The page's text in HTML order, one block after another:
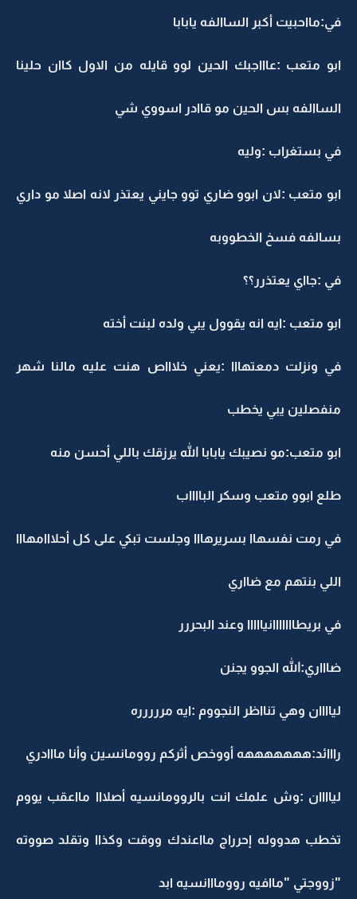
في:مااحبيت أكبر الساالفه يابابا
ابو متعب :عاااجبك الحين لوو قايله من الاول كاان حلينا
الساالفه بس الحين مو قاادر اسووي شي
في بستغراب :وليه
ابو متعب :لان ابوو ضاري توو جايني يعتذر لانه اصلا مو داري
بسالفه فسخ الخطووبه
في :جااي يعتذرر؟؟
ابو متعب :ايه انه يقوول يبي ولده لبنت أخته
في ونزلت دمعتهااا :يعني خلاااص هنت عليه مالنا شهر
منفصلين يبي يخطب
ابو متعب:مو نصيبك يابابا الله يرزقك باللي أحسن منه
طلع ابوو متعب وسكر البااااب
في رمت نفسهاا بسريرهااا وجلست تبكي على كل أحلااامهااا
اللي بنتهم مع ضااري
في بريطااااااانيااااا وعند البحررر
ضاااري:الله الجوو يجنن
لياااان وهي تنااظر النجووم :ايه مررررره
رااائد:هههههههه أووخص أثركم روومانسين وأنا مااادري
لياااان :وش علمك انت بالروومانسيه أصلااا مااعقب يووم
تخطب هدووله إحرراج مااعندك ووقت وكذاا وتقلد صووته
"زووجتي "ماافيه روومااانسيه ابد